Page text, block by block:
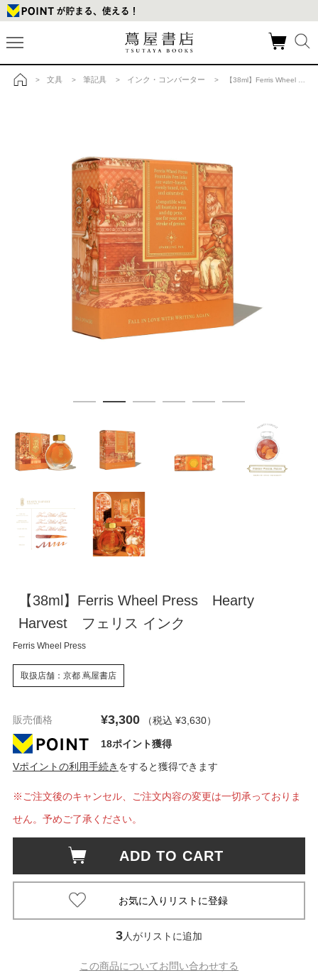
> 文具 > 筆記具 > インク・コンバーター > 【38ml】Ferris Wheel Press Hearty Harvest フェリス インクの商品詳細
【38ml】Ferris Wheel Press Hearty
Harvest フェリス インク
Ferris Wheel Press
取扱店舗：京都 蔦屋書店
販売価格 ¥3,300 （税込 ¥3,630）
18ポイント獲得
Vポイントの利用手続き をすると獲得できます
※ご注文後のキャンセル、ご注文内容の変更は一切承っておりま
せん。予めご了承ください。
ADD TO CART
3人がリストに追加
この商品についてお問い合わせする